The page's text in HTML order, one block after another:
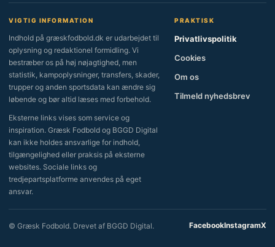
VIGTIG INFORMATION
Indhold på græskfodbold.dk er udarbejdet til
oplysning og redaktionel formidling. Vi
bestræber os på høj nøjagtighed, men
statistik, kampoplysninger, transfers, skader,
trupper og anden sportsdata kan ændre sig
løbende og bør altid læses med forbehold.
Eksterne links vises som service og
inspiration. Græsk Fodbold og BGGD Digital
kan ikke holdes ansvarlige for indhold,
tilgængelighed eller praksis på eksterne
websites. Sociale links og
tredjepartsplatforme anvendes på eget
ansvar.
PRAKTISK
Privatlivspolitik
Cookies
Om os
Tilmeld nyhedsbrev
© Græsk Fodbold. Drevet af BGGD Digital. FacebookInstagramX